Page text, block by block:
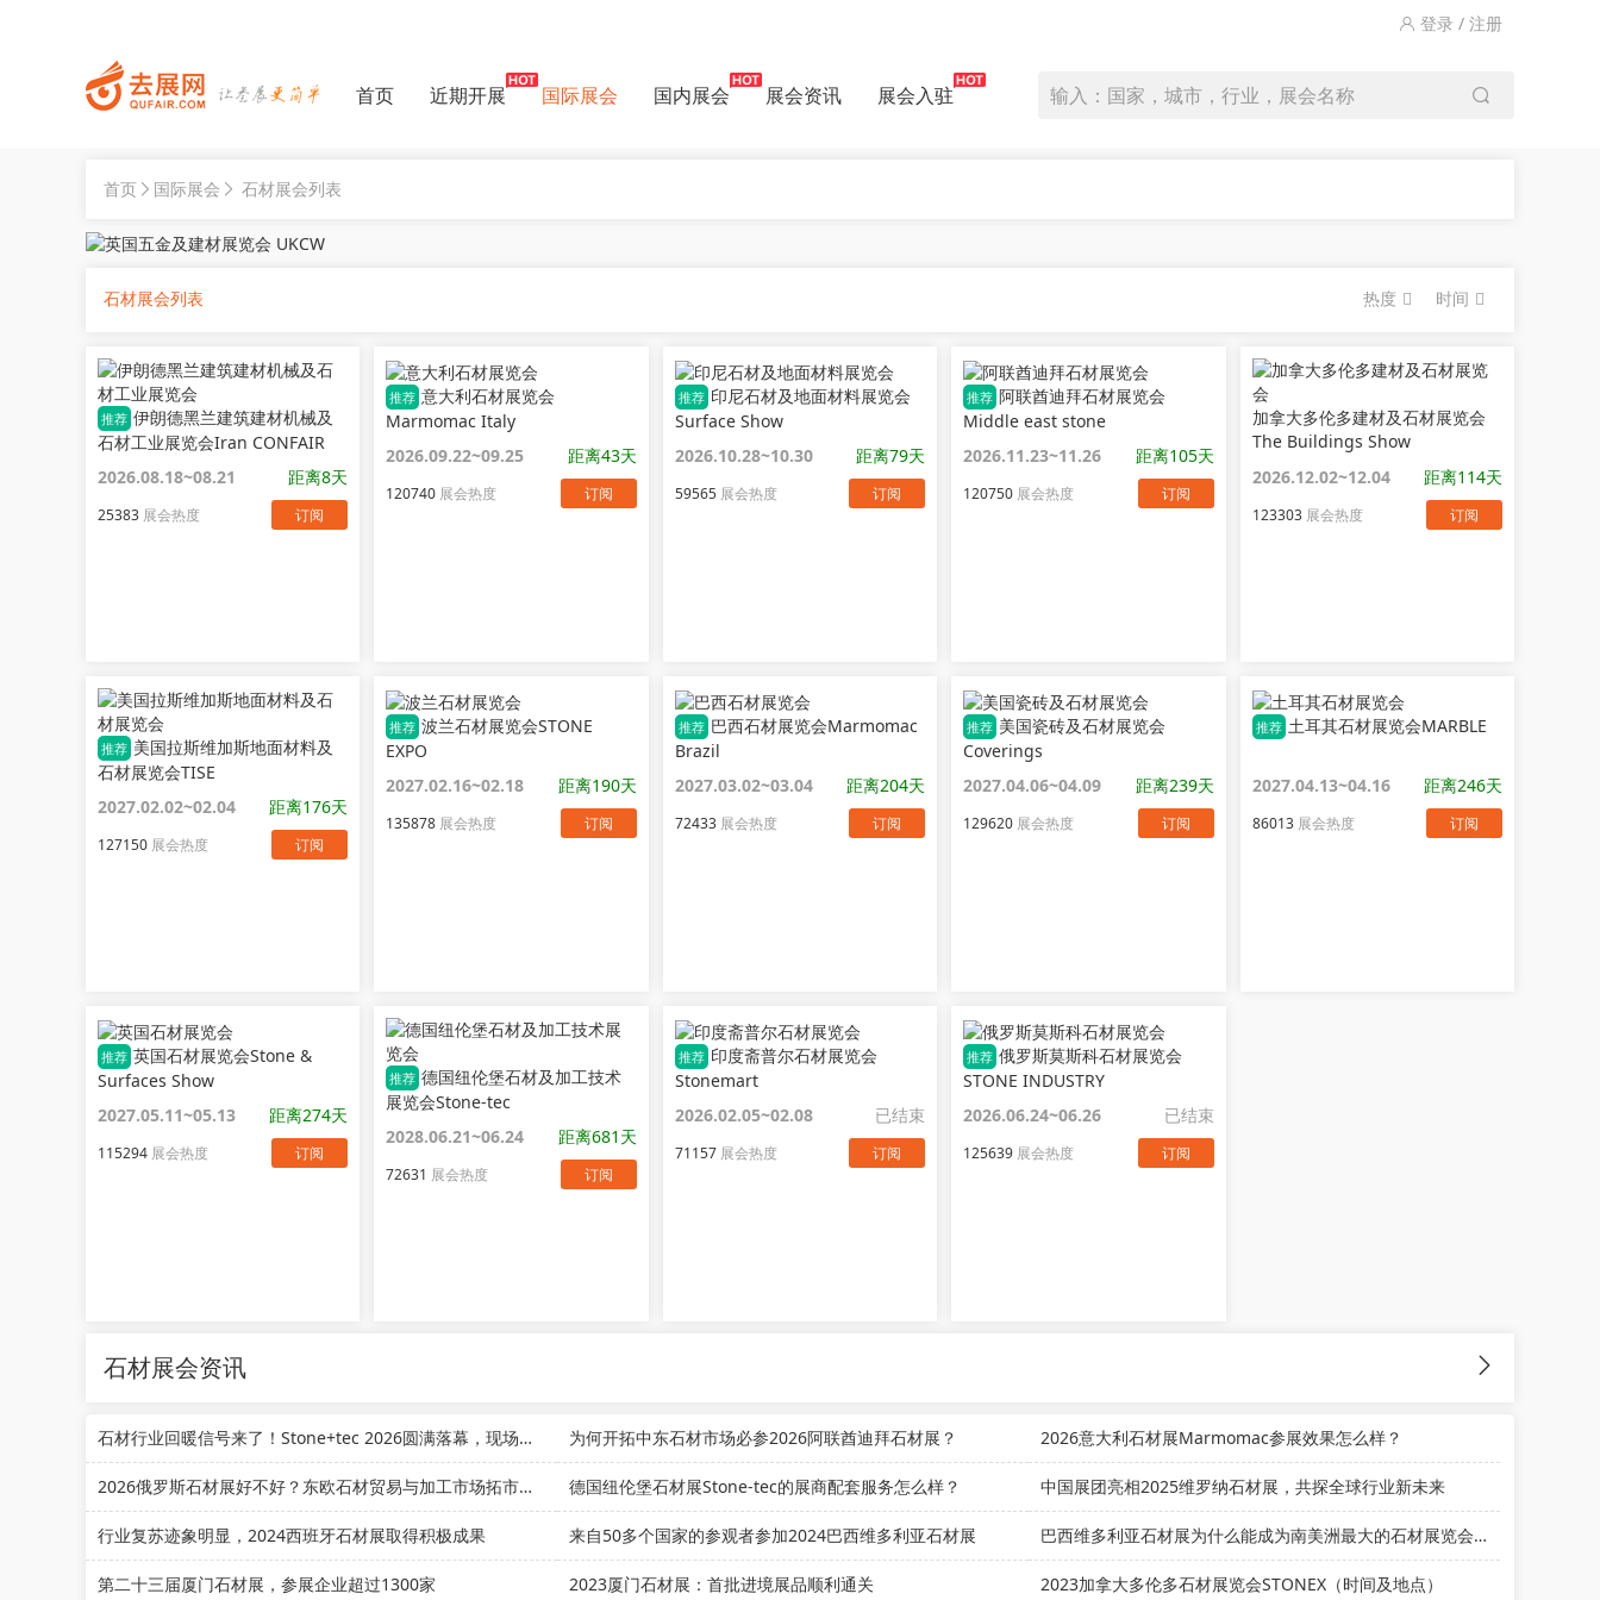
登录 / 注册
首页 近期开展 国际展会 国内展会 展会资讯 展会入驻 输入：国家，城市，行业，展会名称
首页 国际展会 石材展会列表
石材展会列表 热度 时间
推荐 伊朗德黑兰建筑建材机械及
石材工业展览会Iran CONFAIR
2026.08.18~08.21
距离8天
25383 展会热度 订阅
推荐 意大利石材展览会
Marmomac Italy
2026.09.22~09.25
距离43天
120740 展会热度 订阅
推荐 印尼石材及地面材料展览会
Surface Show
2026.10.28~10.30
距离79天
59565展会热度 订阅
推荐 阿联酋迪拜石材展览会
Middle east stone
2026.11.23~11.26
距离105天
120750 展会热度 订阅
加拿大多伦多建材及石材展览会
The Buildings Show
2026.12.02~12.04
距离114天
123303展会热度 订阅
推荐 美国拉斯维加斯地面材料及
石材展览会TISE
2027.02.02~02.04
距离176天
127150 展会热度 订阅
推荐 波兰石材展览会STONE
EXPO
2027.02.16~02.18
距离190天
135878 展会热度 订阅
推荐 巴西石材展览会Marmomac
Brazil
2027.03.02~03.04
距离204天
72433展会热度 订阅
推荐 美国瓷砖及石材展览会
Coverings
2027.04.06~04.09
距离239天
129620 展会热度 订阅
推荐 土耳其石材展览会MARBLE
2027.04.13~04.16 距离246天
86013展会热度 订阅
推荐 英国石材展览会Stone &
Surfaces Show
2027.05.11~05.13
距离274天
115294 展会热度 订阅
推荐 德国纽伦堡石材及加工技术
展览会Stone-tec
2028.06.21~06.24
距离681天
72631 展会热度 订阅
推荐 印度斋普尔石材展览会
Stonemart
2026.02.05~02.08
已结束
71157展会热度 订阅
推荐 俄罗斯莫斯科石材展览会
STONE INDUSTRY
2026.06.24~06.26
已结束
125639 展会热度 订阅
石材展会资讯
石材行业回暖信号来了！Stone+tec 2026圆满落幕，现场成交不断！ 为何开拓中东石材市场必参2026阿联酋迪拜石材展？ 2026意大利石材展Marmomac参展效果怎么样？
2026俄罗斯石材展好不好？东欧石材贸易与加工市场拓市指南 德国纽伦堡石材展Stone-tec的展商配套服务怎么样？ 中国展团亮相2025维罗纳石材展，共探全球行业新未来
行业复苏迹象明显，2024西班牙石材展取得积极成果 来自50多个国家的参观者参加2024巴西维多利亚石材展 巴西维多利亚石材展为什么能成为南美洲最大的石材展览会？
第二十三届厦门石材展，参展企业超过1300家 2023厦门石材展：首批进境展品顺利通关 2023加拿大多伦多石材展览会STONEX（时间及地点）